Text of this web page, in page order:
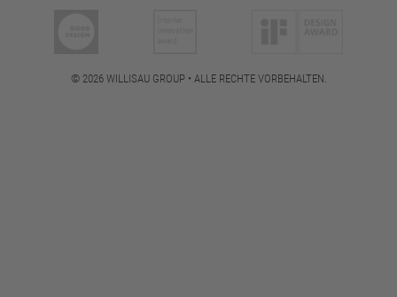
© 2026 WILLISAU GROUP • ALLE RECHTE VORBEHALTEN.